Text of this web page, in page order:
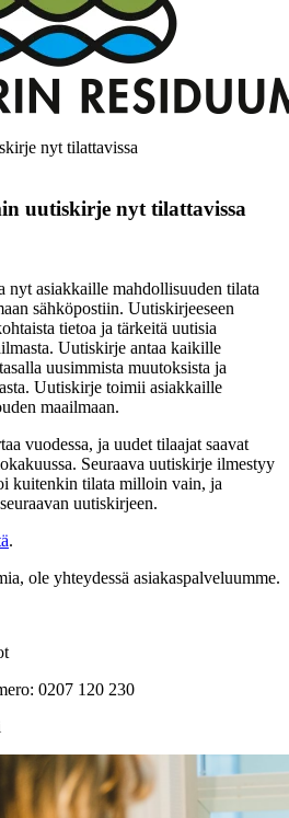
nyt tilattavissa
uutiskirje nyt tilattavissa
nyt asiakkaille mahdollisuuden tilata
sähköpostiin. Uutiskirjeeseen
tietoa ja tärkeitä uutisia
Uutiskirje antaa kaikille
uusimmista muutoksista ja
Uutiskirje toimii asiakkaille
maailmaan.
vuodessa, ja uudet tilaajat saavat
Seuraava uutiskirje ilmestyy
kuitenkin tilata milloin vain, ja
uutiskirjeen.
.
ole yhteydessä asiakaspalveluumme.
0207 120 230